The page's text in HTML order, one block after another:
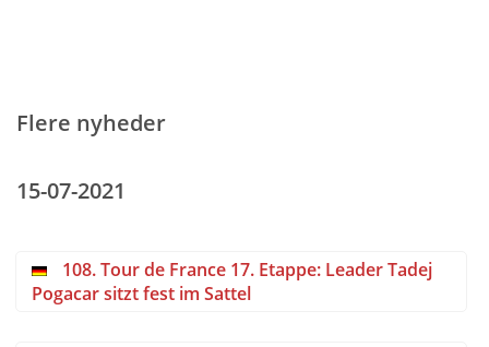
Flere nyheder
15-07-2021
108. Tour de France 17. Etappe: Leader Tadej
Pogacar sitzt fest im Sattel